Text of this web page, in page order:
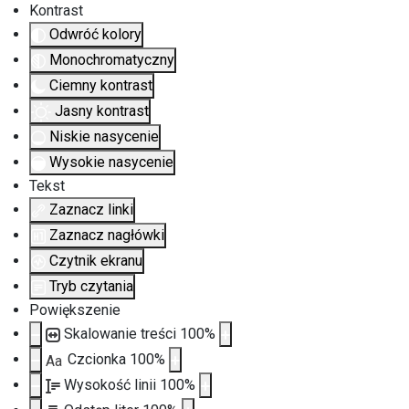
Kontrast
Odwróć kolory
Monochromatyczny
Ciemny kontrast
Jasny kontrast
Niskie nasycenie
Wysokie nasycenie
Tekst
Zaznacz linki
Zaznacz nagłówki
Czytnik ekranu
Tryb czytania
Powiększenie
Skalowanie treści 100%
Aa Czcionka 100%
Wysokość linii 100%